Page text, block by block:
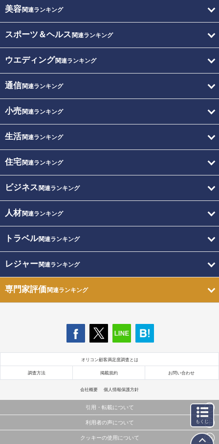
美容関連ランキング
スポーツ＆ヘルス 関連ランキング
ウエディング関連ランキング
通信関連ランキング
小売関連ランキング
生活関連ランキング
住宅関連ランキング
ビジネス 関連ランキング
人材関連ランキング
トラベル関連ランキング
レジャー関連ランキング
専門家評価関連ランキング
オリコン顧客満足度調査とは
調査方法 掲載規約 お問い合わせ
会社概要 個人情報保護方針
引用・転載について
当サイトで公開されている情報（文字、写真、イラスト、画像データ等）及びこれらの配置・
これらの情報を権利者の許可なく無断転載・複製などの二次利用を行うことは固く禁じており
利用者の声について
当サイトに掲載している内容はすべてサービスの利用者が提出された見解・感想です。
クッキーの使用について
もくじ